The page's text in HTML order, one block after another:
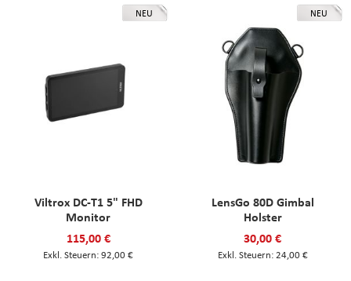
NEU
Viltrox DC-T1 5" FHD
Monitor
115,00 €
92,00 €
NEU
LensGo 80D Gimbal
Holster
30,00 €
24,00 €